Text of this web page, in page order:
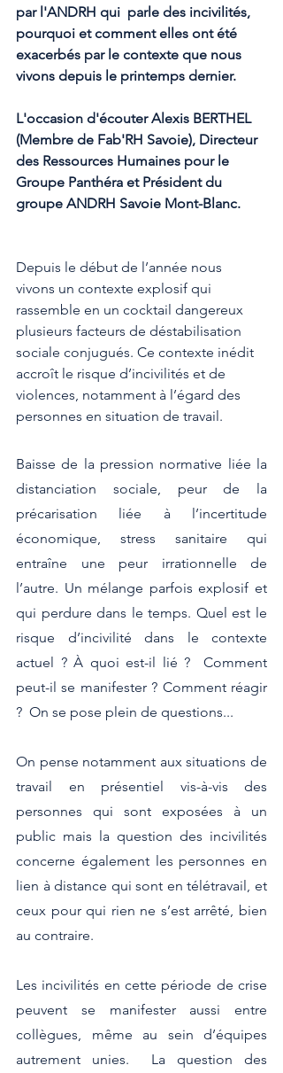
par l'ANDRH qui  parle des incivilités,
pourquoi et comment elles ont été
exacerbés par le contexte que nous
vivons depuis le printemps dernier.
L'occasion d'écouter Alexis BERTHEL
(Membre de Fab'RH Savoie), Directeur
des Ressources Humaines pour le
Groupe Panthéra et Président du
groupe ANDRH Savoie Mont-Blanc.
Depuis le début de l’année nous
vivons un contexte explosif qui
rassemble en un cocktail dangereux
plusieurs facteurs de déstabilisation
sociale conjugués. Ce contexte inédit
accroît le risque d’incivilités et de
violences, notamment à l’égard des
personnes en situation de travail.
Baisse de la pression normative liée la
distanciation sociale, peur de la
précarisation liée à l’incertitude
économique, stress sanitaire qui
entraîne une peur irrationnelle de
l’autre. Un mélange parfois explosif et
qui perdure dans le temps. Quel est le
risque d’incivilité dans le contexte
actuel ? À quoi est-il lié ?  Comment
peut-il se manifester ? Comment réagir
?  On se pose plein de questions...
On pense notamment aux situations de
travail en présentiel vis-à-vis des
personnes qui sont exposées à un
public mais la question des incivilités
concerne également les personnes en
lien à distance qui sont en télétravail, et
ceux pour qui rien ne s’est arrêté, bien
au contraire.
Les incivilités en cette période de crise
peuvent se manifester aussi entre
collègues, même au sein d’équipes
autrement unies.  La question des